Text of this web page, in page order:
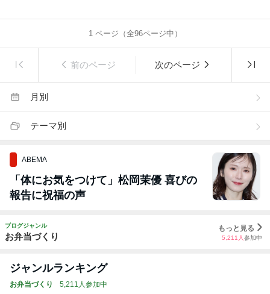
1ページ（全96ページ中）
前のページ 次のページ
月別
テーマ別
ABEMA
「体にお気をつけて」松岡茉優 喜びの
報告に祝福の声
ブログジャンル
お弁当づくり
もっと見る
5,211 人 参加中
ジャンルランキング
お弁当づくり 5,211人参加中